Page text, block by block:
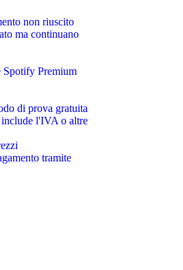
non riuscito
ma continuano
Spotify Premium
di prova gratuita
l'IVA o altre
tramite